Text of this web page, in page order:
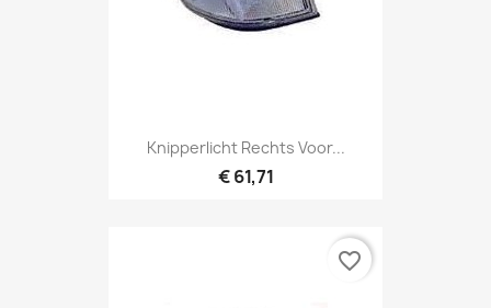
Knipperlicht Rechts Voor...
€ 61,71
favorite_border